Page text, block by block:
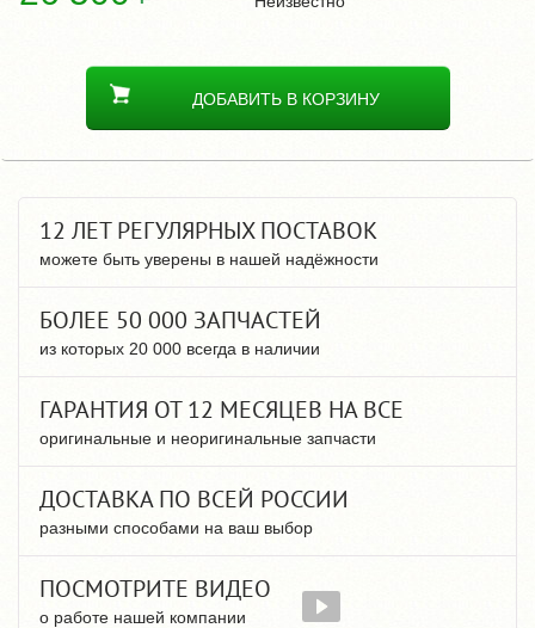
ДОБАВИТЬ В КОРЗИНУ
12 ЛЕТ РЕГУЛЯРНЫХ ПОСТАВОК
можете быть уверены в нашей надёжности
БОЛЕЕ 50 000 ЗАПЧАСТЕЙ
из которых 20 000 всегда в наличии
ГАРАНТИЯ ОТ 12 МЕСЯЦЕВ НА ВСЕ
оригинальные и неоригинальные запчасти
ДОСТАВКА ПО ВСЕЙ РОССИИ
разными способами на ваш выбор
ПОСМОТРИТЕ ВИДЕО
о работе нашей компании